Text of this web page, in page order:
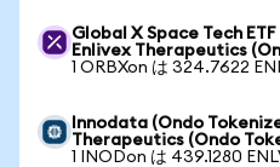
Global X Space Tech
Enlivex Therapeutics
1 ORBXon は 324.7622
Innodata (Ondo
Therapeutics (Ondo
1 INODon は 439.1280